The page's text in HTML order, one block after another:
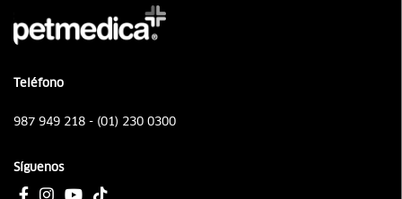
Teléfono
987 949 218 - (01) 230 0300
Síguenos